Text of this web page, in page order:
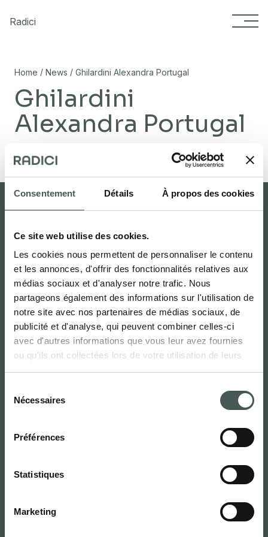
Consentement Détails À propos des cookies
Ce site web utilise des cookies.
Les cookies nous permettent de personnaliser le contenu
et les annonces, d'offrir des fonctionnalités relatives aux
médias sociaux et d'analyser notre trafic. Nous
partageons également des informations sur l'utilisation de
notre site avec nos partenaires de médias sociaux, de
publicité et d'analyse, qui peuvent combiner celles-ci
avec d'autres informations que vous leur avez fournies
ou qu'ils ont collectées lors de votre utilisation de leurs
Nécessaires
Préférences
Statistiques
Marketing
Radici
Home / News / Ghilardini Alexandra Portugal
Ghilardini
Alexandra Portugal
Espace réservé Carpet studio
Cherche
Français
Radici Pietro Industries & Brands
S.p.A.
Cazzano Sant’Andrea (BG) ITALIE
Contacts
info@radicicarpet.it
Liens utiles